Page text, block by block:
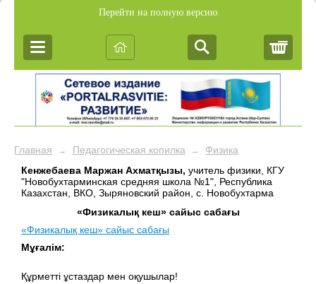
Перейти на полную версию
Главная → Педагогическая копилка →
Физика
Кенжебаева Маржан Ахматқызы, учитель физики, КГУ
"Новобухтарминская средняя школа №1", Республика
Казахстан, ВКО, Зыряновский район, с. Новобухтарма
«Физикалық кеш» сайыс сабағы
«Физикалық кеш» сайыс сабағы
Мұғалім:
Құрметті ұстаздар мен оқушылар!